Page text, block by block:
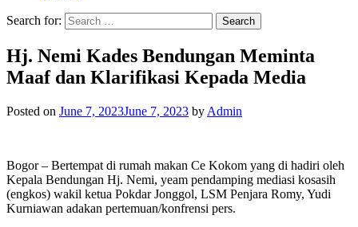
Search for:
Hj. Nemi Kades Bendungan Meminta
Maaf dan Klarifikasi Kepada Media
Posted on June 7, 2023June 7, 2023 by Admin
Bogor – Bertempat di rumah makan Ce Kokom yang di hadiri oleh
Kepala Bendungan Hj. Nemi, yeam pendamping mediasi kosasih
(engkos) wakil ketua Pokdar Jonggol, LSM Penjara Romy, Yudi
Kurniawan adakan pertemuan/konfrensi pers.